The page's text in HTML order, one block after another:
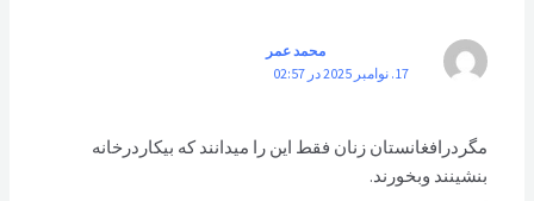
محمد عمر
17. نوامبر 2025 در 02:57
مگردرافغانستان زنان فقط این را میدانند که بیکاردرخانه
بنشینند وبخورند.